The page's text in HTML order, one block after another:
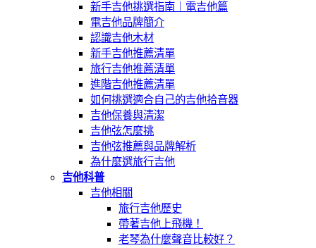
新手吉他挑選指南｜電吉他篇
電吉他品牌簡介
認識吉他木材
新手吉他推薦清單
旅行吉他推薦清單
進階吉他推薦清單
如何挑選適合自己的吉他拾音器
吉他保養與清潔
吉他弦怎麼挑
吉他弦推薦與品牌解析
為什麼選旅行吉他
吉他科普
吉他相關
旅行吉他歷史
帶著吉他上飛機！
老琴為什麼聲音比較好？